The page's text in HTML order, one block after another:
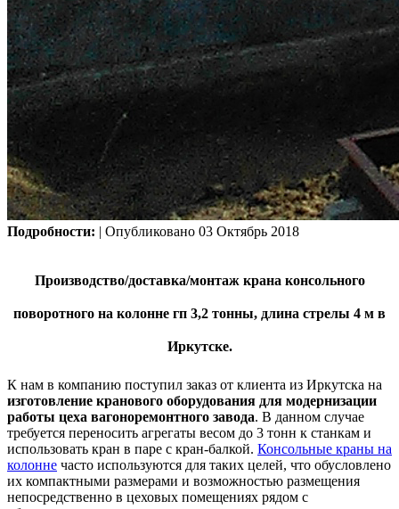
Подробности: | Опубликовано 03 Октябрь 2018
Производство/доставка/монтаж крана консольного
поворотного на колонне гп 3,2 тонны, длина стрелы 4 м в
Иркутске.
К нам в компанию поступил заказ от клиента из Иркутска на
изготовление кранового оборудования для модернизации
работы цеха вагоноремонтного завода. В данном случае
требуется переносить агрегаты весом до 3 тонн к станкам и
использовать кран в паре с кран-балкой. Консольные краны на
колонне часто используются для таких целей, что обусловлено
их компактными размерами и возможностью размещения
непосредственно в цеховых помещениях рядом с